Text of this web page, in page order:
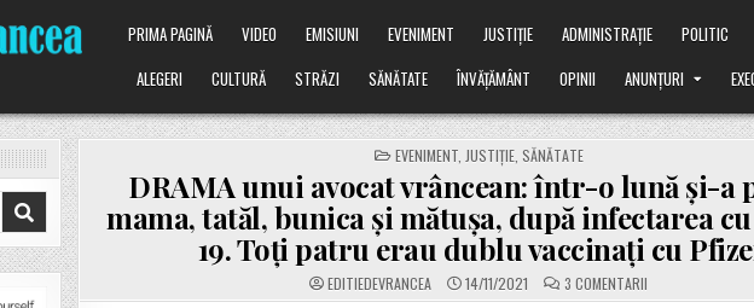
PRIMA PAGINĂ VIDEO EMISIUNI EVENIMENT JUSTIȚIE ADMINISTRAȚIE
POLITIC
ALEGERI
CULTURĂ STRĂZI SĂNĂTATE ÎNVĂȚĂMÂNT OPINII ANUNȚURI
POSTED
IN
EVENIMENT, JUSTIȚIE, SĂNĂTATE
DRAMA unui avocat vrâncean: într-o lună și-a
mama, tatăl, bunica și mătușa, după infectarea
19. Toți patru erau dublu vaccinați cu
EDITIEDEVRANCEA 14/11/2021 3 COMENTARII
DRAMA